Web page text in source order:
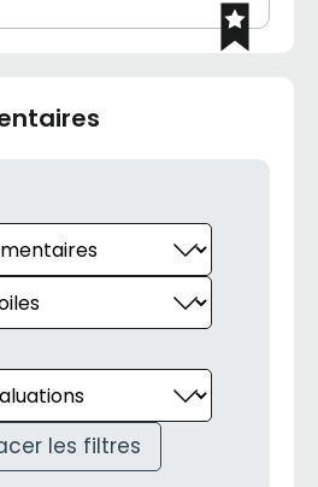
les filtres